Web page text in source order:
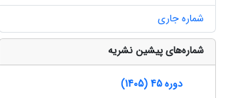
شماره جاری
شماره‌های پیشین نشریه
دوره 45 (1405)